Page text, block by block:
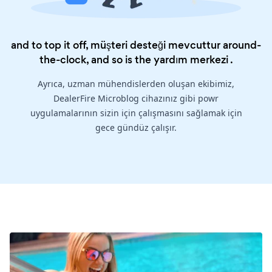
and to top it off, müşteri desteği mevcuttur around-
the-clock, and so is theyardım merkezi.
Ayrıca, uzman mühendislerden oluşan ekibimiz,
DealerFire Microblog cihazınız gibi powr
uygulamalarının sizin için çalışmasını sağlamak için
gece gündüz çalışır.